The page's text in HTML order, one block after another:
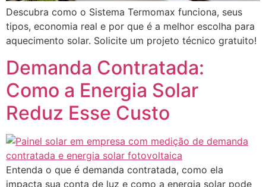
Descubra como o Sistema Termomax funciona, seus
tipos, economia real e por que é a melhor escolha para
aquecimento solar. Solicite um projeto técnico gratuito!
Demanda Contratada:
Como a Energia Solar
Reduz Esse Custo
Entenda o que é demanda contratada, como ela
impacta sua conta de luz e como a energia solar pode